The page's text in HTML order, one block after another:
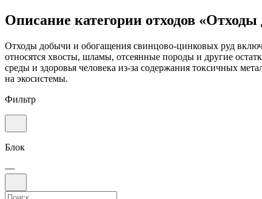
Описание категории отходов
Отходы добычи и обогащения свинцово-цинковых руд
относятся хвосты, шламы, отсеянные породы и другие
среды и здоровья человека из-за содержания токсичных
на экосистемы.
Фильтр
Блок
—